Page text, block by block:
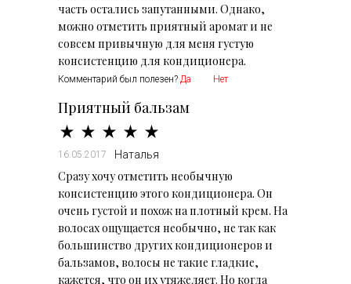
часть остались запутанными. Однако,
можно отметить приятный аромат и не
совсем привычную для меня густую
консистенцию для кондиционера.
Комментарий был полезен? Да Нет
Приятный бальзам
16.05.2017 Наталья
Сразу хочу отметить необычную
консистенцию этого кондиционера. Он
очень густой и похож на плотный крем. На
волосах ощущается необычно, не так как
большинство других кондиционеров и
бальзамов, волосы не такие гладкие,
кажется, что он их утяжеляет. Но когда